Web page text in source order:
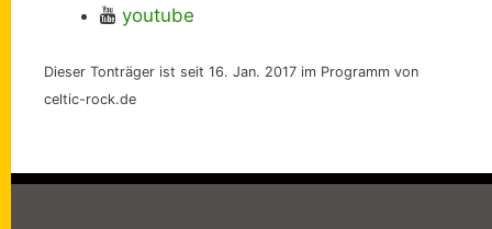
youtube
Dieser Tonträger ist seit 16. Jan. 2017 im Programm von
celtic-rock.de